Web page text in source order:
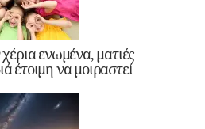
ενωμένα, ματιές
έτοιμη να μοιραστεί